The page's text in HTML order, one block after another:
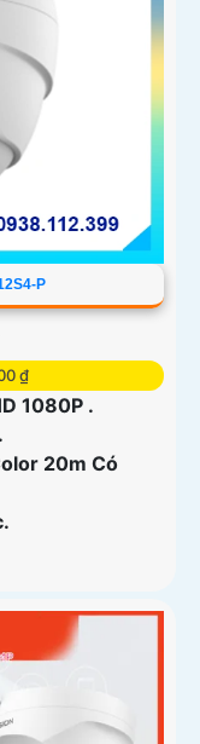
P
₫
1080P .
20m Có